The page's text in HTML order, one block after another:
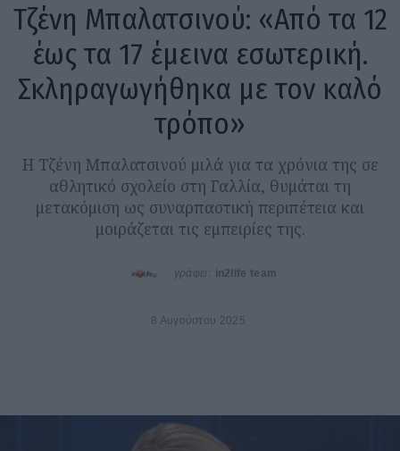
Τζένη Μπαλατσινού: «Από τα 12
έως τα 17 έμεινα εσωτερική.
Σκληραγωγήθηκα με τον καλό
τρόπο»
Η Τζένη Μπαλατσινού μιλά για τα χρόνια της σε
αθλητικό σχολείο στη Γαλλία, θυμάται τη
μετακόμιση ως συναρπαστική περιπέτεια και
μοιράζεται τις εμπειρίες της.
γράφει: in2life team
8 Αυγούστου 2025